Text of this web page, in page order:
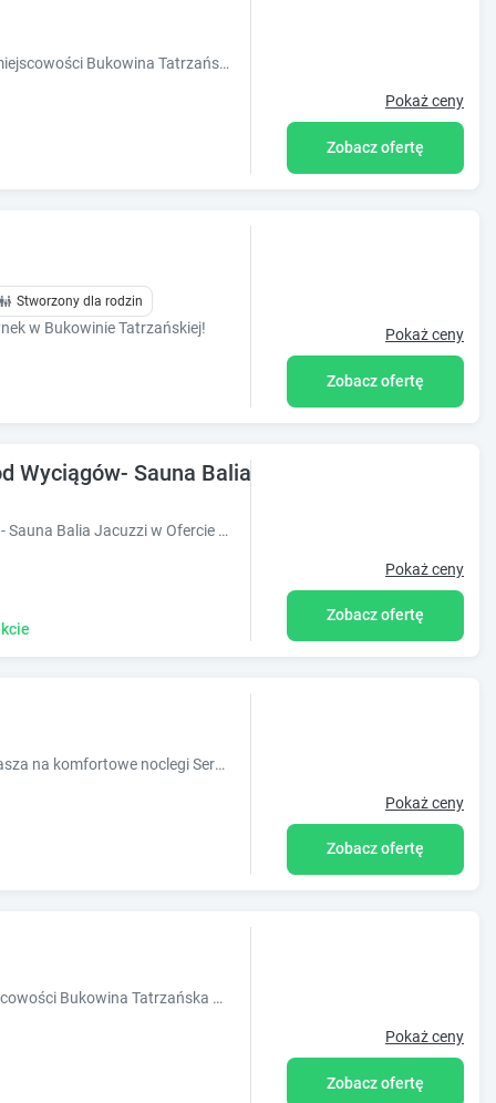
Obiekt Silent Mountain położony jest w miejscowości Bukowina Tatrzańska i oferuje bezpłatne Wi-Fi, ogród z tarasem oraz widok na miasto. Odległ
Pokaż ceny
Zobacz ofertę
Stworzony dla rodzin
w Bukowinie Tatrzańskiej! Pokaż ceny
Zobacz ofertę
Wyciągów- Sauna Balia Jacuzzi w Ofercie
Bukowiańska Ostoja - 50m od Wyciągów- Sauna Balia Jacuzzi w Ofercie znajduje się w Bukowinie Tatrzańskiej, 60 metrów od wyciągów narciarskich
Pokaż ceny
Zobacz ofertę
Willa Wilczek Bukowina Tatrzańska zaprasza na komfortowe noclegi Serdecznie zapraszamy Państwa na cudowny wypoczynek do Bukowiny Tatrzańskiej
Pokaż ceny
Zobacz ofertę
Obiekt PRZY LESIE położony jest w miejscowości Bukowina Tatrzańska w regionie małopolskie i oferuje bezpłatne Wi-Fi, plac zabaw, ogród oraz bez
Pokaż ceny
Zobacz ofertę